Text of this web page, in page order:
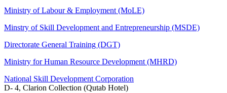
Ministry of Labour & Employment (MoLE)
Minstry of Skill Development and Entrepreneurship (MSDE)
Directorate General Training (DGT)
Ministry for Human Resource Development (MHRD)
National Skill Development Corporation
D- 4, Clarion Collection (Qutab Hotel)